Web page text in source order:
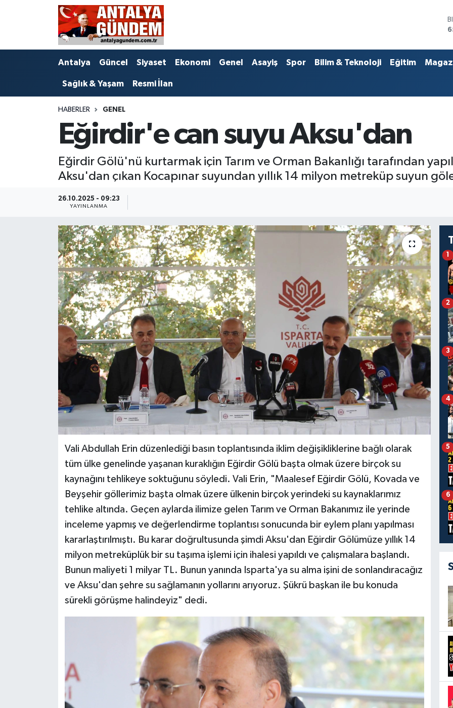
Antalya Güncel Siyaset Ekonomi Genel Asayiş Spor Bilim & Teknoloji Eğitim
Sağlık & Yaşam Resmi İlan
HABERLER GENEL
Eğirdir'e can suyu Aksu'dan
Eğirdir Gölü'nü kurtarmak için Tarım ve Orman Bakanlığı tarafından
Aksu'dan çıkan Kocapınar suyundan yıllık 14 milyon metreküp suyun göle
26.10.2025 - 09:23
YAYINLANMA
Vali Abdullah Erin düzenlediği basın toplantısında iklim değişikliklerine bağlı olarak
tüm ülke genelinde yaşanan kuraklığın Eğirdir Gölü başta olmak üzere birçok su
kaynağını tehlikeye soktuğunu söyledi. Vali Erin, "Maalesef Eğirdir Gölü, Kovada ve
Beyşehir göllerimiz başta olmak üzere ülkenin birçok yerindeki su kaynaklarımız
tehlike altında. Geçen aylarda ilimize gelen Tarım ve Orman Bakanımız ile yerinde
inceleme yapmış ve değerlendirme toplantısı sonucunda bir eylem planı yapılması
kararlaştırılmıştı. Bu karar doğrultusunda şimdi Aksu'dan Eğirdir Gölümüze yıllık 14
milyon metreküplük bir su taşıma işlemi için ihalesi yapıldı ve çalışmalara başlandı.
Bunun maliyeti 1 milyar TL. Bunun yanında Isparta'ya su alma işini de sonlandıracağız
ve Aksu'dan şehre su sağlamanın yollarını arıyoruz. Şükrü başkan ile bu konuda
sürekli görüşme halindeyiz" dedi.
1
2
3
4
5
6
Antalya
Bilim & Teknoloji
Ekonomi
Kültür & Sanat
Magazin
Resmi İlan
Sağlık & Yaşam
Antalya Nöbetçi Eczaneler
Antalya Hava Durumu
Antalya Namaz Vakitleri
Süper Lig Puan Durumu ve Fikstür
Tüm Manşetler